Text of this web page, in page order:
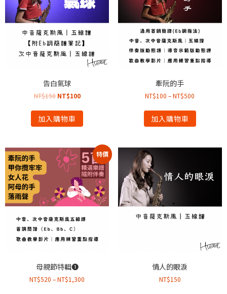
告白氣球
NT$150 NT$100
加入購物車
牽阮的手
NT$100 –NT$500
加入購物車
特價
母親節特輯➊
NT$520 –NT$1,300
情人的眼淚
NT$150